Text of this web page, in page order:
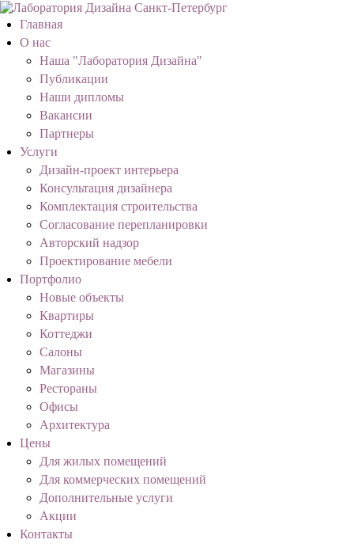
Главная
О нас
Наша "Лаборатория Дизайна"
Публикации
Наши дипломы
Вакансии
Партнеры
Услуги
Дизайн-проект интерьера
Консультация дизайнера
Комплектация строительства
Согласование перепланировки
Авторский надзор
Проектирование мебели
Портфолио
Новые объекты
Квартиры
Коттеджи
Салоны
Магазины
Рестораны
Офисы
Архитектура
Цены
Для жилых помещений
Для коммерческих помещений
Дополнительные услуги
Акции
Контакты